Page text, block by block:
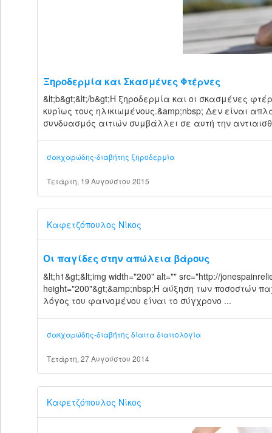
Ξηροδερμία και Σκασμένες Φτέρνες
&lt;b&gt;&lt;/b&gt;Η ξηροδερμία και οι σκασμένες
κυρίως τους ηλικιωμένους.&amp;nbsp; Δεν είναι
συνδυασμός αιτιών συμβάλλει σε αυτή την
σακχαρώδης-διαβήτης ξηροδερμία
Τετάρτη, 19 Αυγούστου 2015
Καφετζόπουλος Νίκος
Οι παγίδες στην απώλεια βάρους
&lt;h1&gt;&lt;img width="200" alt="" src="http://
height="200"&gt;&amp;nbsp;Η αύξηση των ποσοστών
λόγος του φαινομένου είναι το σύγχρονο ...
σακχαρώδης-διαβήτης δίαιταδιαιτολογία
Τετάρτη, 27 Αυγούστου 2014
Καφετζόπουλος Νίκος